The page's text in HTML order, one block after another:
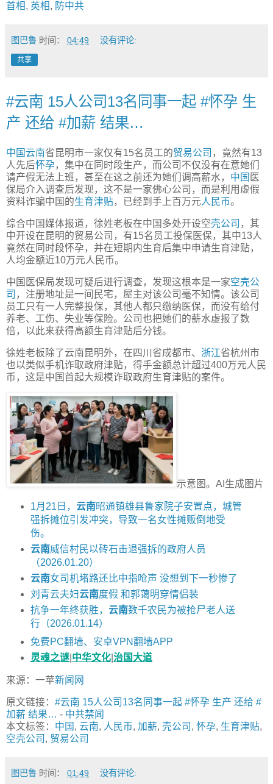
首相, 英相, 防中共
图巴鲁 时间： 04:49 没有评论:
共享
#云南 15人公司13名同事一起 #怀孕 生
产 还给 #加薪 结果…
中国云南省昆明市一家仅有15名员工的贸易公司 ，竟然有13
人先后怀孕，集中在同时段生产，而公司不仅没有在意她们
请产假无法上班，甚至在这之前还为她们调高薪水， 中国 医
保局介入调查后发现，这不是一家佛心公司，而是利用虚假
资料诈骗中国的生育津贴，已经到手上百万元人民币。
综合中国媒体报道，徐姓老板在中国多处开设空壳公司 ，其
中开设在昆明的贸易公司，有15名员工投保医保，其中13人
竟然在同时段怀孕，并在短期内生育后集中申请生育津贴，
人均金额近10万元人民币。
中国医保局发现可疑后进行调查，发现这根本是一家空壳公
司 ，注册地址是一间民宅，屋主对该公司毫不知情。该公司
员工只有一人完整投保，其他人都只缴纳医保，而没有给付
养老、工伤、失业等保险。公司也把她们的薪水虚报了数
倍，以此来获得高额生育津贴后分钱。
徐姓老板除了云南昆明外，在四川省成都市、 浙江省杭州市
也以类似手机诈取政府津贴，得手金额总计超过400万元人民
币，这是中国首起大规模诈取政府生育津贴的案件。
示意图。AI生成图片
1月21日， 云南昭通镇雄县鲁家院子安置点，城管
强拆摊位引发冲突，导致一名女性摊贩倒地受
伤。
云南威信村民以砖石击退强拆的政府人员
（2026.01.20）
云南女司机堵路还比中指呛声 没想到下一秒惨了
刘青云夫妇云南度假 和郭蔼明穿情侣装
抗争一年终获胜， 云南数千农民为被抢尸老人送
行（2026.01.14）
免费PC翻墙、安卓VPN翻墙APP
灵魂之谜| 中华文化| 治国大道
来源：一苹新闻网
原文链接： #云南 15人公司13名同事一起 #怀孕 生产 还给 #
加薪 结果… - 中共禁闻
本文标签： 中国 , 云南, 人民币, 加薪, 壳公司 , 怀孕, 生育津贴,
空壳公司 , 贸易公司
图巴鲁 时间： 01:49 没有评论: